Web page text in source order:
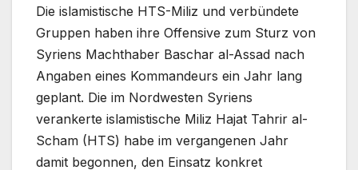
Die islamistische HTS-Miliz und verbündete
Gruppen haben ihre Offensive zum Sturz von
Syriens Machthaber Baschar al-Assad nach
Angaben eines Kommandeurs ein Jahr lang
geplant. Die im Nordwesten Syriens
verankerte islamistische Miliz Hajat Tahrir al-
Scham (HTS) habe im vergangenen Jahr
damit begonnen, den Einsatz konkret